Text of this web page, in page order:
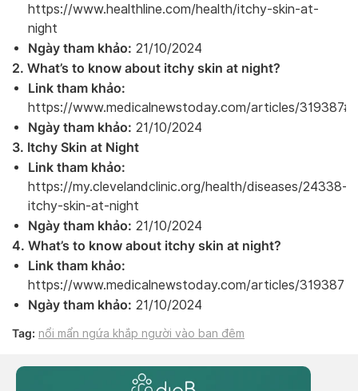
https://www.healthline.com/health/itchy-skin-at-
night
Ngày tham khảo: 21/10/2024
2. What’s to know about itchy skin at night?
Link tham khảo:
https://www.medicalnewstoday.com/articles/
Ngày tham khảo: 21/10/2024
3. Itchy Skin at Night
Link tham khảo:
https://my.clevelandclinic.org/health/diseases/24338-
itchy-skin-at-night
Ngày tham khảo: 21/10/2024
4. What’s to know about itchy skin at night?
Link tham khảo:
https://www.medicalnewstoday.com/articles/319387
Ngày tham khảo: 21/10/2024
Tag: nổi mẩn ngứa khắp người vào ban đêm